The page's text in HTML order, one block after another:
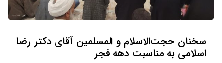
سخنان حجت‌الاسلام و المسلمین آقای دکتر رضا
اسلامی به مناسبت دهه فجر